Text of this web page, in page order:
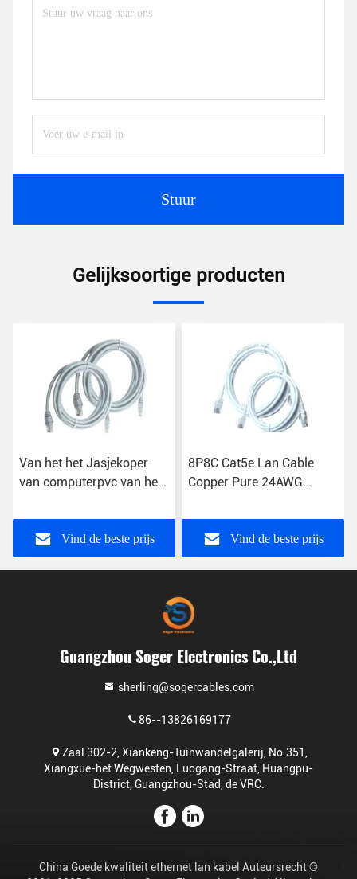
Stuur
Gelijksoortige producten
Van het het Jasjekoper
van computerpvc van het
Koord Binnenrj45
SchakelaarVind de beste prijs
8P8C Cat5e Lan Cable
Copper Pure 24AWG
van 4 Paarutp
Vind de beste prijs
Guangzhou Soger Electronics Co.,Ltd
sherling@sogercables.com
86--13826169177
Zaal 302-2, Xiankeng-Tuinwandelgalerij, No.351,
Xiangxue-het Wegwesten, Luogang-Straat, Huangpu-
District, Guangzhou-Stad, de VRC.
China Goede kwaliteit ethernet lan kabel Auteursrecht ©